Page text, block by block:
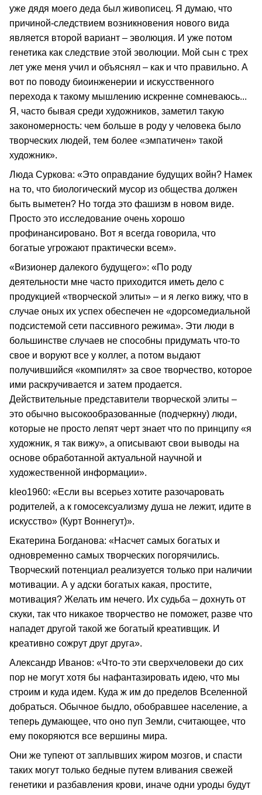
уже дядя моего деда был живописец. Я думаю, что
причиной‑следствием возникновения нового вида
является второй вариант – эволюция. И уже потом
генетика как следствие этой эволюции. Мой сын с трех
лет уже меня учил и объяснял – как и что правильно. А
вот по поводу биоинженерии и искусственного
перехода к такому мышлению искренне сомневаюсь...
Я, часто бывая среди художников, заметил такую
закономерность: чем больше в роду у человека было
творческих людей, тем более «эмпатичен» такой
художник».
Люда Суркова: «Это оправдание будущих войн? Намек
на то, что биологический мусор из общества должен
быть выметен? Но тогда это фашизм в новом виде.
Просто это исследование очень хорошо
профинансировано. Вот я всегда говорила, что
богатые угрожают практически всем».
«Визионер далекого будущего»: «По роду
деятельности мне часто приходится иметь дело с
продукцией «творческой элиты» – и я легко вижу, что в
случае оных их успех обеспечен не «дорсомедиальной
подсистемой сети пассивного режима». Эти люди в
большинстве случаев не способны придумать что‑то
свое и воруют все у коллег, а потом выдают
получившийся «компилят» за свое творчество, которое
ими раскручивается и затем продается.
Действительные представители творческой элиты –
это обычно высокообразованные (подчеркну) люди,
которые не просто лепят черт знает что по принципу «я
художник, я так вижу», а описывают свои выводы на
основе обработанной актуальной научной и
художественной информации».
kleo1960: «Если вы всерьез хотите разочаровать
родителей, а к гомосексуализму душа не лежит, идите в
искусство» (Курт Воннегут)».
Екатерина Богданова: «Насчет самых богатых и
одновременно самых творческих погорячились.
Творческий потенциал реализуется только при наличии
мотивации. А у адски богатых какая, простите,
мотивация? Желать им нечего. Их судьба – дохнуть от
скуки, так что никакое творчество не поможет, разве что
нападет другой такой же богатый креативщик. И
креативно сожрут друг друга».
Александр Иванов: «Что‑то эти сверхчеловеки до сих
пор не могут хотя бы нафантазировать идею, что мы
строим и куда идем. Куда ж им до пределов Вселенной
добраться. Обычное быдло, обобравшее население, а
теперь думающее, что оно пуп Земли, считающее, что
ему покоряются все вершины мира.
Они же тупеют от заплывших жиром мозгов, и спасти
таких могут только бедные путем вливания свежей
генетики и разбавления крови, иначе одни уроды будут